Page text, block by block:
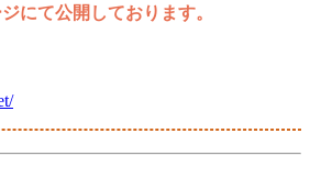
にて公開しております。